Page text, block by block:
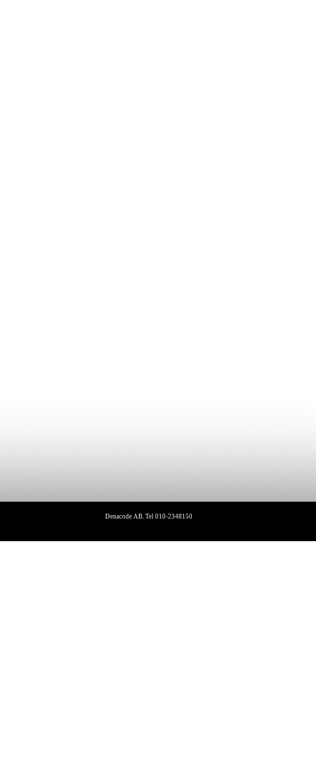
Denacode AB. Tel 010-2348150